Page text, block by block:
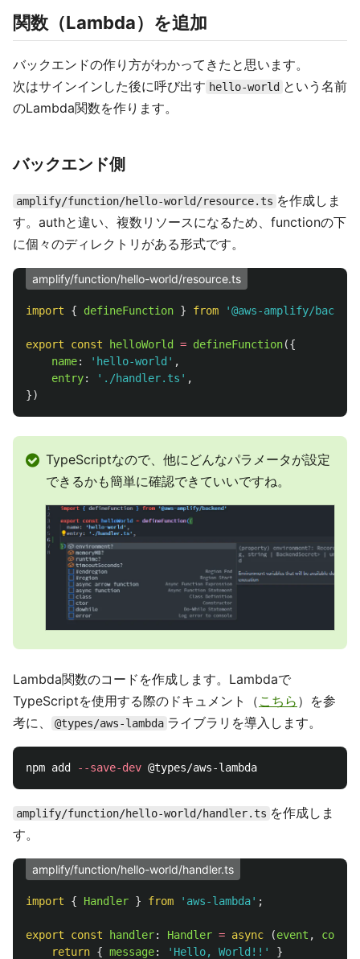
関数（Lambda）を追加
バックエンドの作り方がわかってきたと思います。
次はサインインした後に呼び出す hello-world という名前
のLambda関数を作ります。
バックエンド側
amplify/function/hello-world/resource.ts を作成しま
す。authと違い、複数リソースになるため、functionの下
に個々のディレクトリがある形式です。
amplify/function/hello-world/resource.ts
import { defineFunction } from '@aws-amplify/backend
export const helloWorld = defineFunction({
name: ' hello-world ' ,
entry: ' ./handler.ts ' ,
})
TypeScriptなので、他にどんなパラメータが設定
できるかも簡単に確認できていいですね。
Lambda関数のコードを作成します。Lambdaで
TypeScriptを使用する際のドキュメント（ こちら ）を参
考に、
@types/aws-lambda ライブラリを導入します。
npm add --save-dev
amplify/function/hello-world/handler.ts を作成しま
す。
amplify/function/hello-world/handler.ts
import { Handler } from ' aws-lambda' ;
export const handler: Handler = async (event ,
return { message: ' Hello, World!! '
}